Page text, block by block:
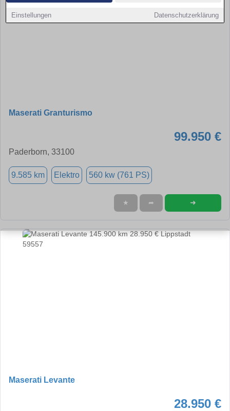
Einstellungen Datenschutzerklärung
Maserati Granturismo
99.950 €
Paderborn, 33100
9.585 km Elektro 560 kw (761 PS)
★ ➦ ➜
Maserati Levante
28.950 €